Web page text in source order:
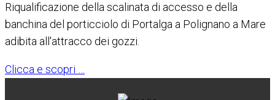
Riqualificazione della scalinata di accesso e della
banchina del porticciolo di Portalga a Polignano a Mare
adibita all'attracco dei gozzi.
Clicca e scopri …